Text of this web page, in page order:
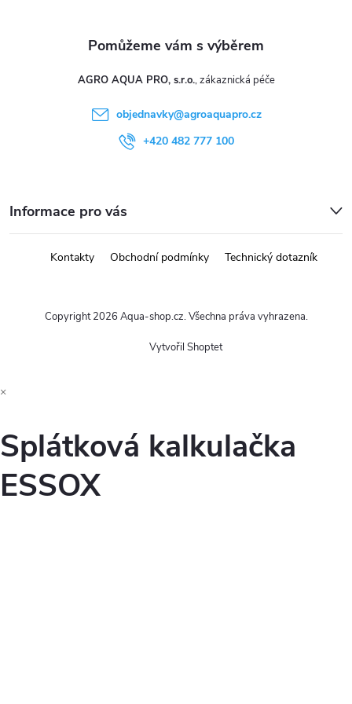
AGRO AQUA PRO, s.r.o.
objednavky@agroaquapro.cz
+420 482 777 100
Informace pro vás
Kontakty Obchodní podmínky Technický dotazník
Vytvořil Shoptet
Copyright 2026 Aqua-shop.cz. Všechna práva vyhrazena.
×
Splátková kalkulačka
ESSOX